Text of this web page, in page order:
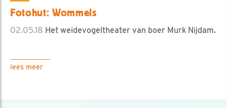
Fotohut: Wommels
02.05.18 Het weidevogeltheater van boer Murk Nijdam.
lees meer